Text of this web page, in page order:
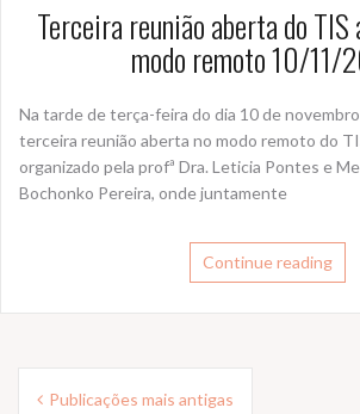
Terceira reunião aberta do TIS
modo remoto 10/11/
Na tarde de terça-feira do dia 10 de
terceira reunião aberta no modo remoto do
organizado pela profª Dra. Leticia Pontes e
Bochonko Pereira, onde juntamente
Continue reading
Navegação
Publicações mais antigas